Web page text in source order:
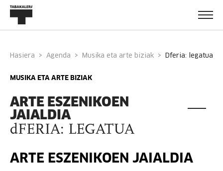
Hasiera Agenda Musika eta arte biziak dferia: legatua
MUSIKA ETA ARTE BIZIAK
ARTE ESZENIKOEN
JAIALDIA
dFERIA: LEGATUA
ARTE ESZENIKOEN JAIALDIA